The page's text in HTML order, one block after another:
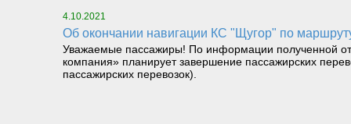
4.10.2021
Об окончании навигации КС "Щугор" по
Уважаемые пассажиры! По информации полученной
компания» планирует завершение пассажирских
пассажирских перевозок).